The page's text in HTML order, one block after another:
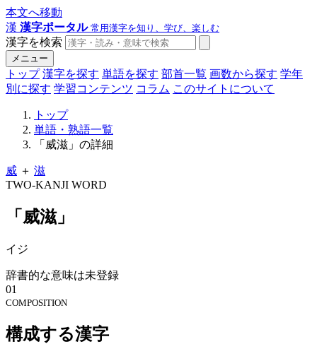
本文へ移動
漢 漢字ポータル 常用漢字を知り、学び、楽しむ
漢字を検索
メニュー
トップ 漢字を探す 単語を探す 部首一覧 画数から探す 学年
別に探す 学習コンテンツ コラム このサイトについて
トップ
単語・熟語一覧
「威滋」の詳細
威 ＋ 滋
TWO-KANJI WORD
「威滋」
イジ
辞書的な意味は未登録
01
COMPOSITION
構成する漢字